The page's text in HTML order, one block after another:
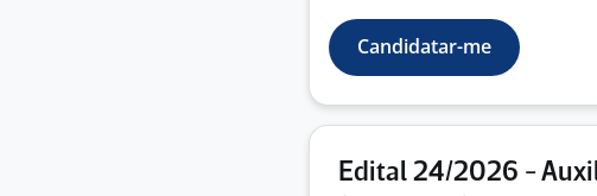
Candidatar-me
Edital 24/2026 -